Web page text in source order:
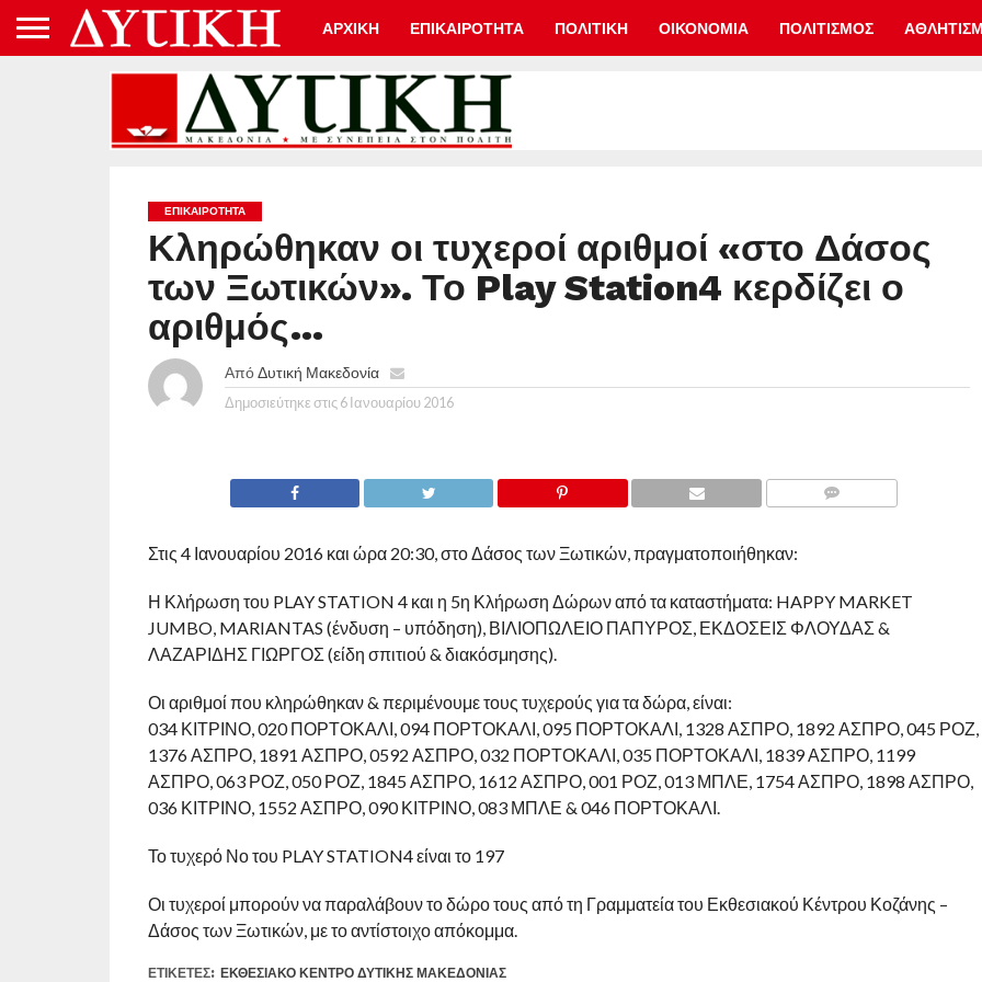
ΑΡΧΙΚΗ ΕΠΙΚΑΙΡΟΤΗΤΑ ΠΟΛΙΤΙΚΗ ΟΙΚΟΝΟΜΙΑ ΠΟΛΙΤΙΣΜΟΣ
ΕΠΙΚΑΙΡΟΤΗΤΑ
Κληρώθηκαν οι τυχεροί αριθμοί «στο Δάσος
των Ξωτικών». Το Play Station4 κερδίζει ο
αριθμός…
ΑπόΔυτική Μακεδονία
Δημοσιεύτηκε στις 6 Ιανουαρίου 2016
Στις 4 Ιανουαρίου 2016 και ώρα 20:30, στο Δάσος των Ξωτικών, πραγματοποιήθηκαν:
Η Κλήρωση του PLAY STATION 4 και η 5η Κλήρωση Δώρων από τα καταστήματα: HAPPY MARKET
JUMBO, MARIANTAS (ένδυση – υπόδηση), ΒΙΛΙΟΠΩΛΕΙΟ ΠΑΠΥΡΟΣ, ΕΚΔΟΣΕΙΣ ΦΛΟΥΔΑΣ &
ΛΑΖΑΡΙΔΗΣ ΓΙΩΡΓΟΣ (είδη σπιτιού & διακόσμησης).
Οι αριθμοί που κληρώθηκαν & περιμένουμε τους τυχερούς για τα δώρα, είναι:
034 ΚΙΤΡΙΝΟ, 020 ΠΟΡΤΟΚΑΛΙ, 094 ΠΟΡΤΟΚΑΛΙ, 095 ΠΟΡΤΟΚΑΛΙ, 1328 ΑΣΠΡΟ, 1892 ΑΣΠΡΟ, 045 ΡΟΖ,
1376 ΑΣΠΡΟ, 1891 ΑΣΠΡΟ, 0592 ΑΣΠΡΟ, 032 ΠΟΡΤΟΚΑΛΙ, 035 ΠΟΡΤΟΚΑΛΙ, 1839 ΑΣΠΡΟ, 1199
ΑΣΠΡΟ, 063 ΡΟΖ, 050 ΡΟΖ, 1845 ΑΣΠΡΟ, 1612 ΑΣΠΡΟ, 001 ΡΟΖ, 013 ΜΠΛΕ, 1754 ΑΣΠΡΟ, 1898 ΑΣΠΡΟ,
036 ΚΙΤΡΙΝΟ, 1552 ΑΣΠΡΟ, 090 ΚΙΤΡΙΝΟ, 083 ΜΠΛΕ & 046 ΠΟΡΤΟΚΑΛΙ.
Το τυχερό Νο του PLAY STATION4 είναι το 197
Οι τυχεροί μπορούν να παραλάβουν το δώρο τους από τη Γραμματεία του Εκθεσιακού Κέντρου Κοζάνης –
Δάσος των Ξωτικών, με το αντίστοιχο απόκομμα.
ΕΤΙΚΕΤΕΣ: ΕΚΘΕΣΙΑΚΌ ΚΈΝΤΡΟ ΔΥΤΙΚΉΣ ΜΑΚΕΔΟΝΊΑΣ